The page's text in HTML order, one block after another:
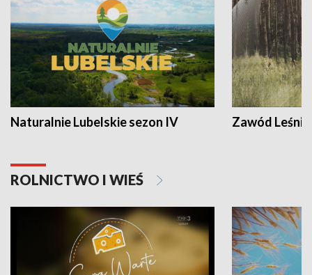
Naturalnie Lubelskie sezon IV Zawód Leśnik
ROLNICTWO I WIEŚ